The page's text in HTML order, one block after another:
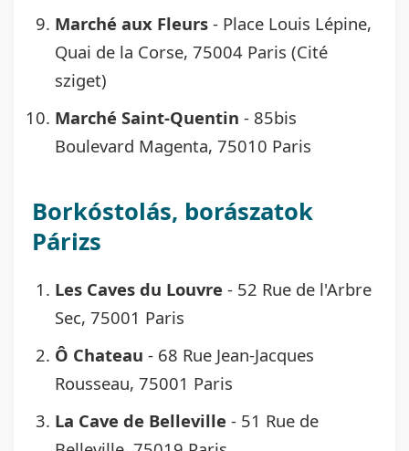
Marché aux Fleurs - Place Louis Lépine,
Quai de la Corse, 75004 Paris (Cité
sziget)
Marché Saint-Quentin - 85bis
Boulevard Magenta, 75010 Paris
Borkóstolás, borászatok
Párizs
Les Caves du Louvre - 52 Rue de l'Arbre
Sec, 75001 Paris
Ô Chateau - 68 Rue Jean-Jacques
Rousseau, 75001 Paris
La Cave de Belleville - 51 Rue de